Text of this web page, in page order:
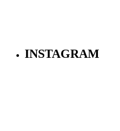
INSTAGRAM